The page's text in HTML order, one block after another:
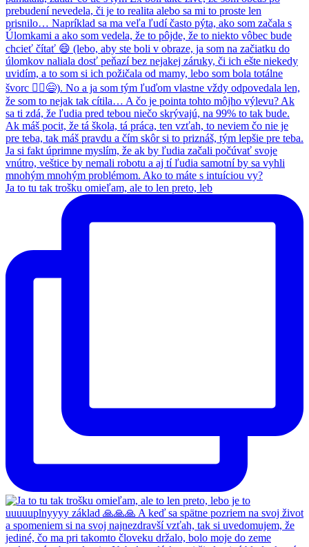
Ja to tu tak trošku omieľam, ale to len preto, leb